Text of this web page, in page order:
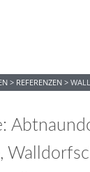
> REFERENZEN >